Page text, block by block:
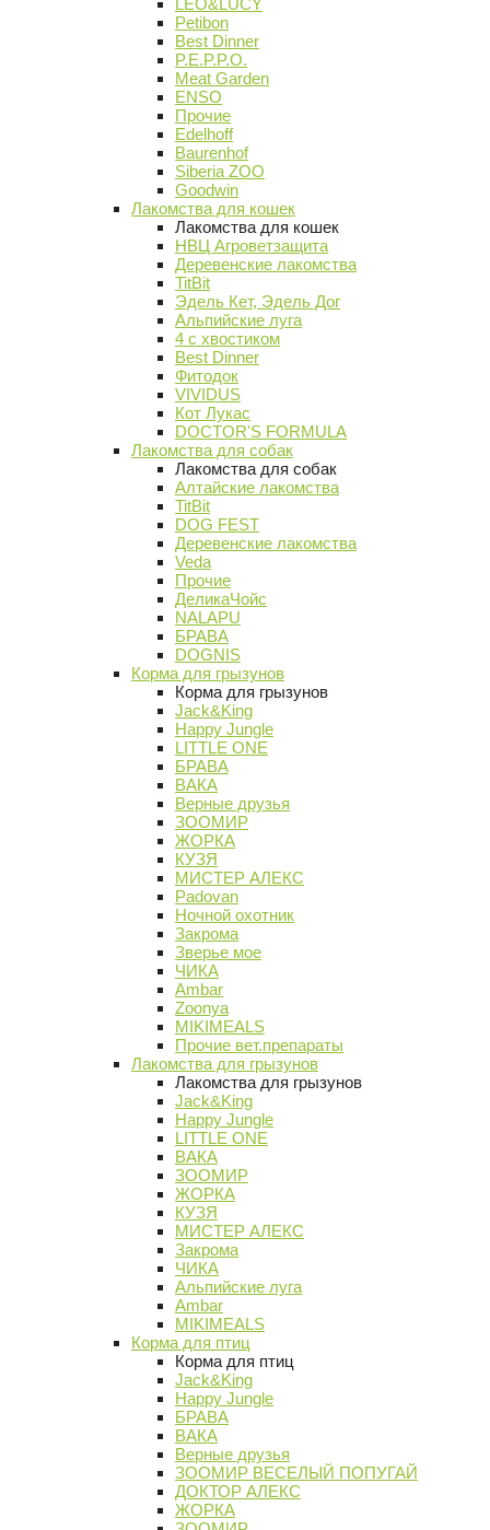
LEO&LUCY
Petibon
Best Dinner
P.E.P.P.O.
Meat Garden
ENSO
Прочие
Edelhoff
Baurenhof
Siberia ZOO
Goodwin
Лакомства для кошек
Лакомства для кошек
НВЦ Агроветзащита
Деревенские лакомства
TitBit
Эдель Кет, Эдель Дог
Альпийские луга
4 с хвостиком
Best Dinner
Фитодок
VIVIDUS
Кот Лукас
DOCTOR'S FORMULA
Лакомства для собак
Лакомства для собак
Алтайские лакомства
TitBit
DOG FEST
Деревенские лакомства
Veda
Прочие
ДеликаЧойс
NALAPU
БРАВА
DOGNIS
Корма для грызунов
Корма для грызунов
Jack&King
Happy Jungle
LITTLE ONE
БРАВА
ВАКА
Верные друзья
ЗООМИР
ЖОРКА
КУЗЯ
МИСТЕР АЛЕКС
Padovan
Ночной охотник
Закрома
Зверье мое
ЧИКА
Ambar
Zoonya
MIKIMEALS
Прочие вет.препараты
Лакомства для грызунов
Лакомства для грызунов
Jack&King
Happy Jungle
LITTLE ONE
ВАКА
ЗООМИР
ЖОРКА
КУЗЯ
МИСТЕР АЛЕКС
Закрома
ЧИКА
Альпийские луга
Ambar
MIKIMEALS
Корма для птиц
Корма для птиц
Jack&King
Happy Jungle
БРАВА
ВАКА
Верные друзья
ЗООМИР ВЕСЕЛЫЙ ПОПУГАЙ
ДОКТОР АЛЕКС
ЖОРКА